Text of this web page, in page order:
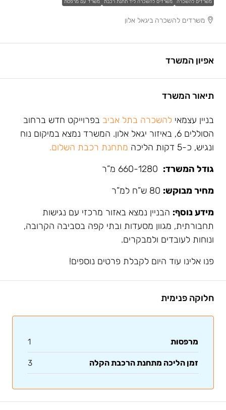
משרדים להשכרה משרדים להשכרה ליד תחנת רכבת משרד עם מרפסת
משרדים להשכרה ביגאל אלון
אפיון המשרד
תיאור המשרד
בניין עצמאי להשכרה בתל אביב בפרוייקט חדש ברחוב
הסוללים 6, באיזור יגאל אלון. המשרד נמצא במיקום נוח
ונגיש, כ-5 דקות הליכה
מתחנת רכבת השלום.
גודל המשרד:
מחיר מבוקש:
מידע נוסף: הבניין נמצא באזור מרכזי עם נגישות
תחבורתית, מגוון מסעדות ובתי קפה בסביבה הקרובה,
ונוחות לעובדים ולמבקרים.
פנו אלינו עוד היום לקבלת פרטים נוספים!
חלוקה פנימית
מרפסות 1
זמן הליכה מתחנת הרכבת הקלה 3